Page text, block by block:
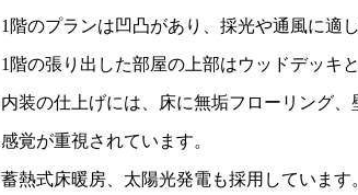
1階のプランは凹凸があり、採光や通風に適
1階の張り出した部屋の上部はウッドデッキ
内装の仕上げには、床に無垢フローリング
感覚が重視されています。
蓄熱式床暖房、太陽光発電も採用しています